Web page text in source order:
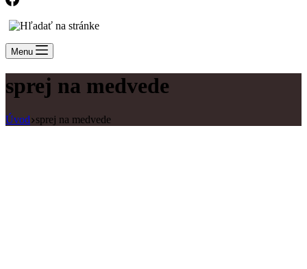
Menu
sprej na medvede
Úvod sprej na medvede